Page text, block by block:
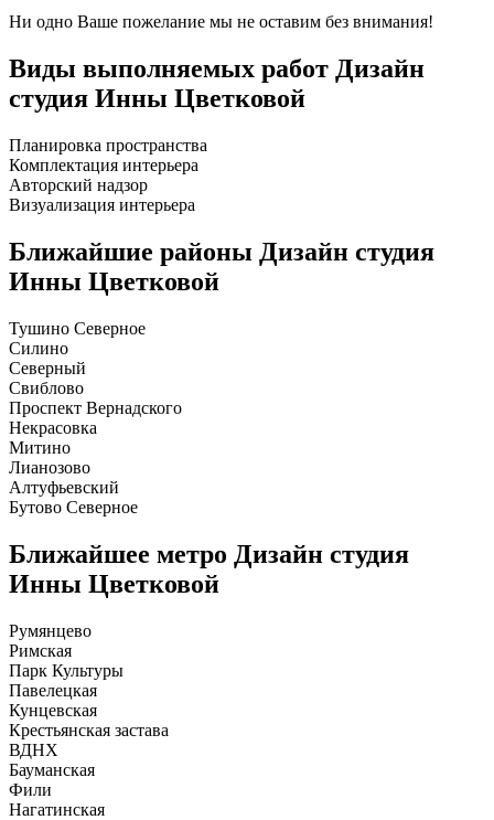
Ни одно Ваше пожелание мы не оставим без внимания!
Виды выполняемых работ Дизайн
студия Инны Цветковой
Планировка пространства
Комплектация интерьера
Авторский надзор
Визуализация интерьера
Ближайшие районы Дизайн студия
Инны Цветковой
Тушино Северное
Силино
Северный
Свиблово
Проспект Вернадского
Некрасовка
Митино
Лианозово
Алтуфьевский
Бутово Северное
Ближайшее метро Дизайн студия
Инны Цветковой
Румянцево
Римская
Парк Культуры
Павелецкая
Кунцевская
Крестьянская застава
ВДНХ
Бауманская
Фили
Нагатинская